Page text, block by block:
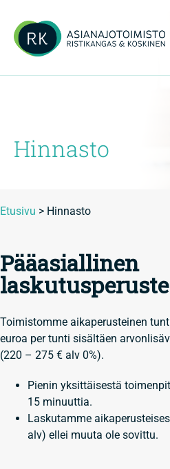
Hinnasto
Etusivu > Hinnasto
Pääasiallinen
laskutusperuste
Toimistomme aikaperusteinen
euroa per tunti sisältäen
(220 – 275 € alv 0%).
Pienin yksittäisestä
15 minuuttia.
Laskutamme
alv) ellei muuta ole sovittu.